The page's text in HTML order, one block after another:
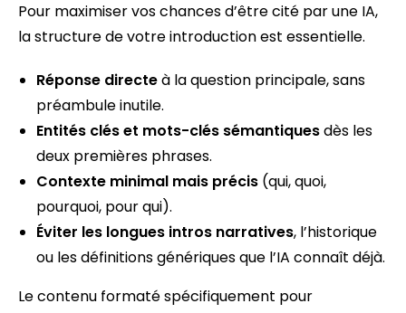
Pour maximiser vos chances d’être cité par une IA,
la structure de votre introduction est essentielle.
Réponse directeà la question principale, sans
préambule inutile.
Entités clés et mots-clés sémantiquesdès les
deux premières phrases.
Contexte minimal mais précis (qui, quoi,
pourquoi, pour qui).
Éviter les longues intros narratives, l’historique
ou les définitions génériques que l’IA connaît déjà.
Le contenu formaté spécifiquement pour